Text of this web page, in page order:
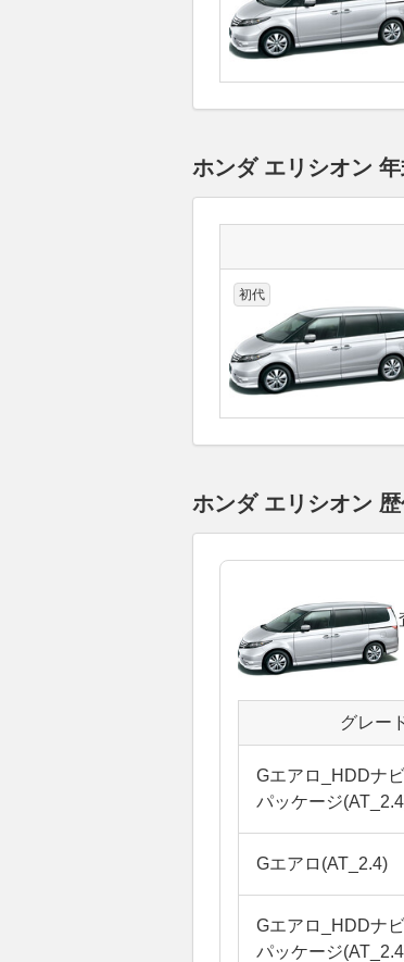
ホンダ エリシオン
初代
ホンダ エリシオン
グレー
Gエアロ_HDDナ
パッケージ
Gエアロ(AT_2.4)
Gエアロ_HDDナ
パッケージ